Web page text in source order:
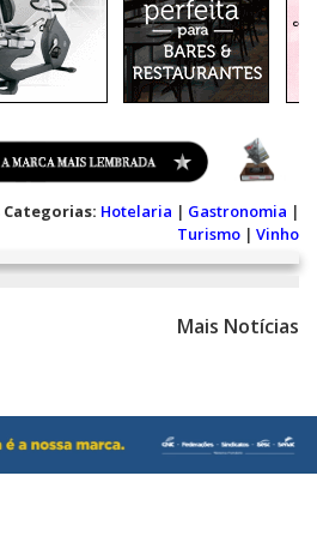
Hotelaria | Gastronomia |
Turismo | Vinho
Mais Notícias